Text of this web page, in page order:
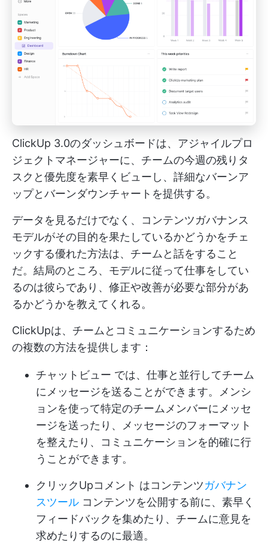
ClickUp 3.0のダッシュボードは、アジャイルプロ
ジェクトマネージャーに、チームの今週の残りタ
スクと優先度を素早くビューし、詳細なバーンア
ップとバーンダウンチャートを提供する。
データを見るだけでなく、コンテンツガバナンス
モデルがその目的を果たしているかどうかをチェ
ックする優れた方法は、チームと話をすること
だ。結局のところ、モデルに従って仕事をしてい
るのは彼らであり、修正や改善が必要な部分があ
るかどうかを教えてくれる。
ClickUpは、チームとコミュニケーションするため
の複数の方法を提供します：
チャットビュー では、仕事と並行してチーム
にメッセージを送ることができます。メンシ
ョンを使って特定のチームメンバーにメッセ
ージを送ったり、メッセージのフォーマット
を整えたり、コミュニケーションを的確に行
うことができます。
クリックUpコメント はコンテンツガバナン
スツール コンテンツを公開する前に、素早く
フィードバックを集めたり、チームに意見を
求めたりするのに最適。